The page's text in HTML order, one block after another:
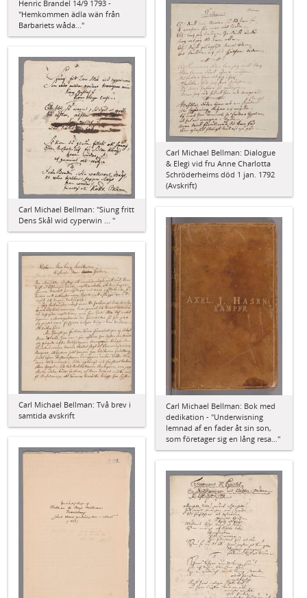
Henric Brandel 14/9 1793 -
"Hemkommen ädla wän från
Barbariets wåda..."
Carl Michael Bellman: Dialogue
& Elegi vid fru Anne Charlotta
Schröderheims död 1 jan. 1792
(Avskrift)
Carl Michael Bellman: "Siung fritt
Dens Skål wid cyperwin ... "
Carl Michael Bellman: Bok med
dedikation - "Underwisning
lemnad af en fader åt sin son,
som företager sig en lång resa…"
Carl Michael Bellman: Två brev i
samtida avskrift